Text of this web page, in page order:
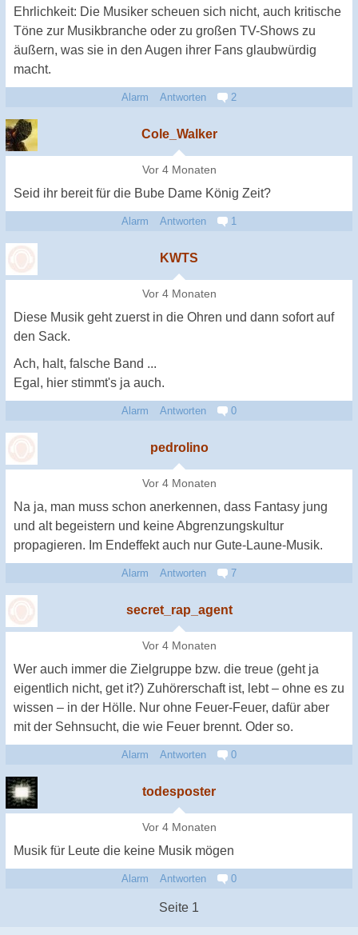
Ehrlichkeit: Die Musiker scheuen sich nicht, auch kritische
Töne zur Musikbranche oder zu großen TV-Shows zu
äußern, was sie in den Augen ihrer Fans glaubwürdig
macht.
Alarm Antworten 2
Cole_Walker
Vor 4 Monaten
Seid ihr bereit für die Bube Dame König Zeit?
Alarm Antworten 1
KWTS
Vor 4 Monaten
Diese Musik geht zuerst in die Ohren und dann sofort auf
den Sack.
Ach, halt, falsche Band ...
Egal, hier stimmt's ja auch.
Alarm Antworten 0
pedrolino
Vor 4 Monaten
Na ja, man muss schon anerkennen, dass Fantasy jung
und alt begeistern und keine Abgrenzungskultur
propagieren. Im Endeffekt auch nur Gute-Laune-Musik.
Alarm Antworten 7
secret_rap_agent
Vor 4 Monaten
Wer auch immer die Zielgruppe bzw. die treue (geht ja
eigentlich nicht, get it?) Zuhörerschaft ist, lebt – ohne es zu
wissen – in der Hölle. Nur ohne Feuer-Feuer, dafür aber
mit der Sehnsucht, die wie Feuer brennt. Oder so.
Alarm Antworten 0
todesposter
Vor 4 Monaten
Musik für Leute die keine Musik mögen
Alarm Antworten 0
Seite 1